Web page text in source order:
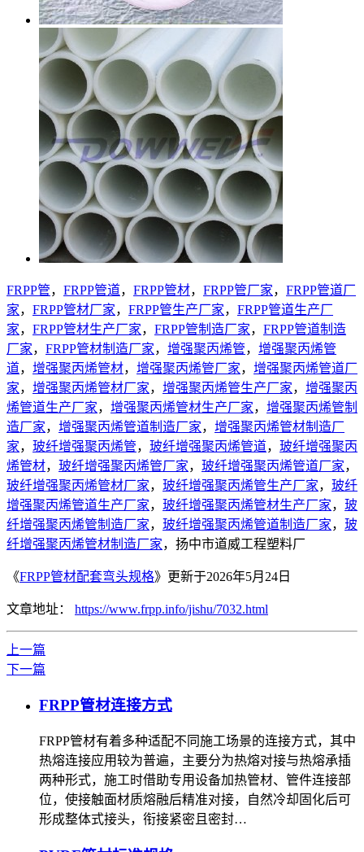
FRPP管， FRPP管道， FRPP管材， FRPP管厂家， FRPP管道厂
家， FRPP管材厂家， FRPP管生产厂家， FRPP管道生产厂
家， FRPP管材生产厂家， FRPP管制造厂家， FRPP管道制造
厂家， FRPP管材制造厂家， 增强聚丙烯管， 增强聚丙烯管
道， 增强聚丙烯管材， 增强聚丙烯管厂家， 增强聚丙烯管道厂
家， 增强聚丙烯管材厂家， 增强聚丙烯管生产厂家， 增强聚丙
烯管道生产厂家， 增强聚丙烯管材生产厂家， 增强聚丙烯管制
造厂家， 增强聚丙烯管道制造厂家， 增强聚丙烯管材制造厂
家， 玻纤增强聚丙烯管， 玻纤增强聚丙烯管道， 玻纤增强聚丙
烯管材， 玻纤增强聚丙烯管厂家， 玻纤增强聚丙烯管道厂家，
玻纤增强聚丙烯管材厂家， 玻纤增强聚丙烯管生产厂家， 玻纤
增强聚丙烯管道生产厂家， 玻纤增强聚丙烯管材生产厂家， 玻
纤增强聚丙烯管制造厂家， 玻纤增强聚丙烯管道制造厂家， 玻
纤增强聚丙烯管材制造厂家，扬中市道威工程塑料厂
《FRPP管材配套弯头规格》更新于2026年5月24日
文章地址： https://www.frpp.info/jishu/7032.html
上一篇
下一篇
FRPP管材连接方式
FRPP管材有着多种适配不同施工场景的连接方式，其中
热熔连接应用较为普遍，主要分为热熔对接与热熔承插
两种形式，施工时借助专用设备加热管材、管件连接部
位，使接触面材质熔融后精准对接，自然冷却固化后可
形成整体式接头，衔接紧密且密封…